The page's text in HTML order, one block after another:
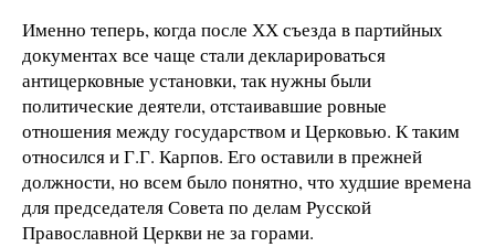
Именно теперь, когда после ХХ съезда в партийных
документах все чаще стали декларироваться
антицерковные установки, так нужны были
политические деятели, отстаивавшие ровные
отношения между государством и Церковью. К таким
относился и Г.Г. Карпов. Его оставили в прежней
должности, но всем было понятно, что худшие времена
для председателя Совета по делам Русской
Православной Церкви не за горами.